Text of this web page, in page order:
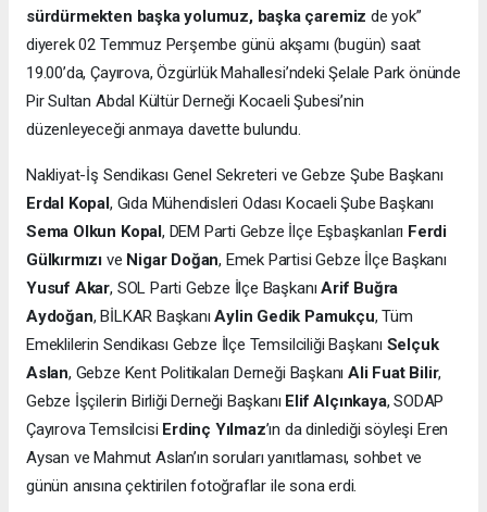
sürdürmekten başka yolumuz, başka çaremiz de yok”
diyerek 02 Temmuz Perşembe günü akşamı (bugün) saat
19.00’da, Çayırova, Özgürlük Mahallesi’ndeki Şelale Park önünde
Pir Sultan Abdal Kültür Derneği Kocaeli Şubesi’nin
düzenleyeceği anmaya davette bulundu.
Nakliyat-İş Sendikası Genel Sekreteri ve Gebze Şube Başkanı
Erdal Kopal , Gıda Mühendisleri Odası Kocaeli Şube Başkanı
Sema Olkun Kopal , DEM Parti Gebze İlçe Eşbaşkanları Ferdi
Gülkırmızı ve Nigar Doğan, Emek Partisi Gebze İlçe Başkanı
Yusuf Akar, SOL Parti Gebze İlçe BaşkanıArif Buğra
Aydoğan, BİLKAR BaşkanıAylin Gedik Pamukçu, Tüm
Emeklilerin Sendikası Gebze İlçe Temsilciliği Başkanı Selçuk
Aslan, Gebze Kent Politikaları Derneği Başkanı Ali Fuat Bilir,
Gebze İşçilerin Birliği Derneği Başkanı Elif Alçınkaya, SODAP
Çayırova Temsilcisi Erdinç Yılmaz’ın da dinlediği söyleşi Eren
Aysan ve Mahmut Aslan’ın soruları yanıtlaması, sohbet ve
günün anısına çektirilen fotoğraflar ile sona erdi.